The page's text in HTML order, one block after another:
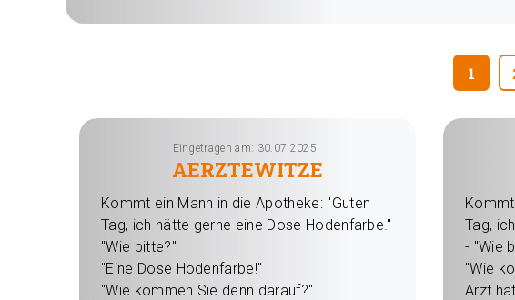
1
Eingetragen am: 30.07.2025
AERZTEWITZE
Kommt ein Mann in die Apotheke: "Guten
Tag, ich hätte gerne eine Dose Hodenfarbe."
"Wie bitte?"
"Eine Dose Hodenfarbe!"
"Wie kommen Sie denn darauf?"
Tag,
- "Wie
"Wie
Arzt